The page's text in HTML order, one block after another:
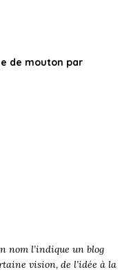
de mouton par
nom l’indique un blog
vision, de l’idée à la